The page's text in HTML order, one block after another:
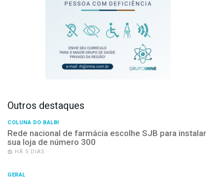
Outros destaques
COLUNA DO BALBI
Rede nacional de farmácia escolhe SJB para instalar
sua loja de número 300
HÁ 5 DIAS
GERAL